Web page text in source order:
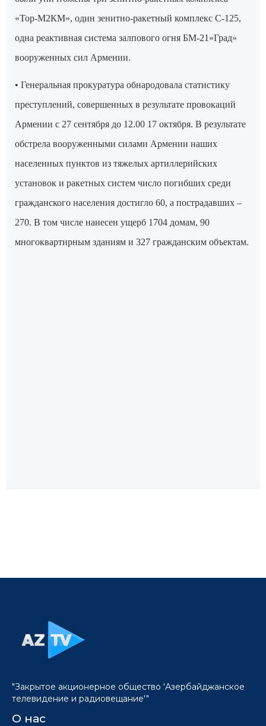
«Тор-М2КМ», один зенитно-ракетный комплекс С-125,
одна реактивная система залпового огня БМ-21«Град»
вооруженных сил Армении.
• Генеральная прокуратура обнародовала статистику
преступлений, совершенных в результате провокаций
Армении с 27 сентября до 12.00 17 октября. В результате
обстрела вооруженными силами Армении наших
населенных пунктов из тяжелых артиллерийских
установок и ракетных систем число погибших среди
гражданского населения достигло 60, а пострадавших –
270. В том числе нанесен ущерб 1704 домам, 90
многоквартирным зданиям и 327 гражданским объектам.
"Закрытое акционерное общество 'Азербайджанское
телевидение и радиовещание'"
О нас